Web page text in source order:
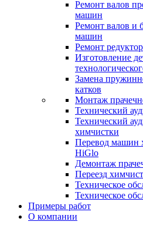
Ремонт валов
машин
Ремонт валов и
машин
Ремонт
Изготовление
Замена
катков
Монтаж
Технический
Технический
химчистки
Перевод машин
HiGlo
Демонтаж
Переезд
Техническое
Техническое
Примеры работ
О компании